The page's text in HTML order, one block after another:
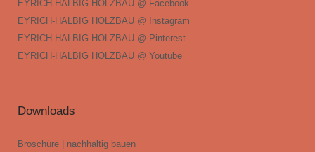
EYRICH-HALBIG HOLZBAU @ Facebook
EYRICH-HALBIG HOLZBAU @ Instagram
EYRICH-HALBIG HOLZBAU @ Pinterest
EYRICH-HALBIG HOLZBAU @ Youtube
Downloads
Broschüre | nachhaltig bauen